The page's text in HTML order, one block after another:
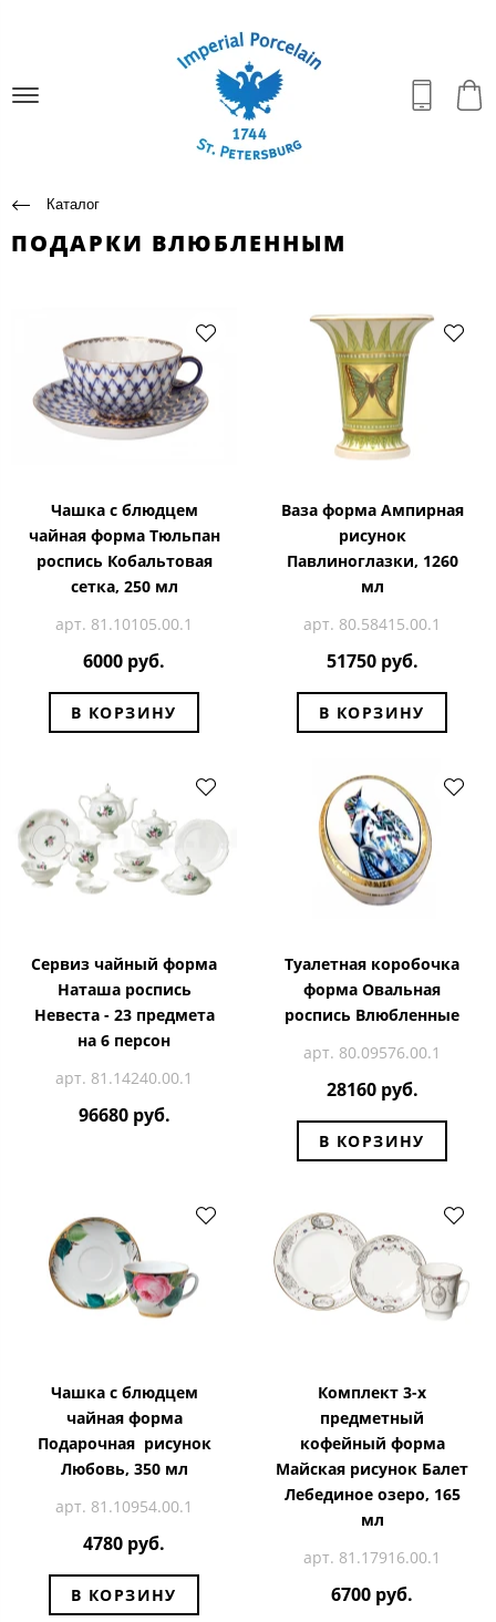
Каталог
ПОДАРКИ ВЛЮБЛЕННЫМ
Чашка с блюдцем
чайная форма Тюльпан
роспись Кобальтовая
сетка, 250 мл
арт. 81.10105.00.1
6000 руб.
В КОРЗИНУ
Ваза форма Ампирная
рисунок
Павлиноглазки, 1260
мл
арт. 80.58415.00.1
51750 руб.
В КОРЗИНУ
Сервиз чайный форма
Наташа роспись
Невеста - 23 предмета
на 6 персон
арт. 81.14240.00.1
96680 руб.
Туалетная коробочка
форма Овальная
роспись Влюбленные
арт. 80.09576.00.1
28160 руб.
В КОРЗИНУ
Чашка с блюдцем
чайная форма
Подарочная рисунок
Любовь, 350 мл
арт. 81.10954.00.1
4780 руб.
В КОРЗИНУ
Комплект 3-х
предметный
кофейный форма
Майская рисунок Балет
Лебединое озеро, 165
мл
арт. 81.17916.00.1
6700 руб.